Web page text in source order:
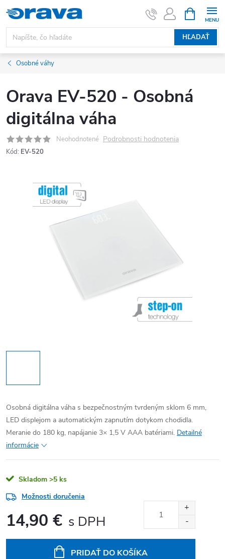
Prejsť na obsah
HĽADAŤ
Osobné váhy
Orava EV-520 - Osobná
digitálna váha
Neohodnotené Podrobnosti hodnotenia
Kód: EV-520
Osobná digitálna váha s bezpečnostným tvrdeným sklom 6 mm,
LED displejom a automatickým zapnutím dotykom chodidla.
Meranie do 180 kg, napájanie 3× 1,5 V AAA batériami. Detailné
informácie
Skladom >5 ks
Možnosti doručenia
14,90 €
PRIDAŤ DO KOŠÍKA